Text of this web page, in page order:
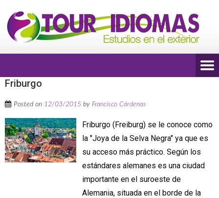
Friburgo
Posted on 12/03/2015 by Francisco Cárdenas
Friburgo (Freiburg) se le conoce como
la "Joya de la Selva Negra" ya que es
su acceso más práctico. Según los
estándares alemanes es una ciudad
importante en el suroeste de
Alemania, situada en el borde de la